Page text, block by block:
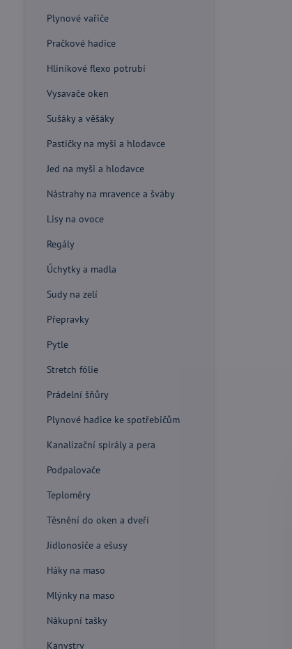
Plynové vařiče
Pračkové hadice
Hliníkové flexo potrubí
Vysavače oken
Sušáky a věšáky
Pastičky na myši a hlodavce
Jed na myši a hlodavce
Nástrahy na mravence a šváby
Lisy na ovoce
Regály
Úchytky a madla
Sudy na zelí
Přepravky
Pytle
Stretch fólie
Prádelní šňůry
Plynové hadice ke spotřebičům
Kanalizační spirály a pera
Podpalovače
Teploměry
Těsnění do oken a dveří
Jídlonosiče a ešusy
Háky na maso
Mlýnky na maso
Nákupní tašky
Kanystry